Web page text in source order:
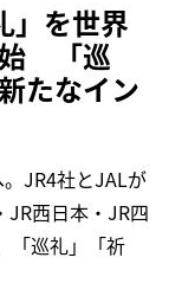
」を世界
始 「巡
たなイン
JR4社とJALが
JR西日本・JR四
「巡礼」「祈